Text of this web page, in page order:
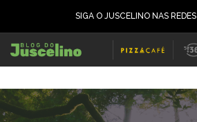
SIGA O JUSCELINO NAS REDES